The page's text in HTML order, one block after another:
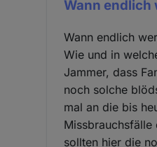
Wann endlich
Wann endlich
Wie und in
Jammer, dass
noch solche
mal an die bis
Missbrauchsfälle
sollten hier die